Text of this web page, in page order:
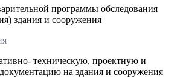
программы обследования
здания и сооружения
техническую, проектную и
на здания и сооружения